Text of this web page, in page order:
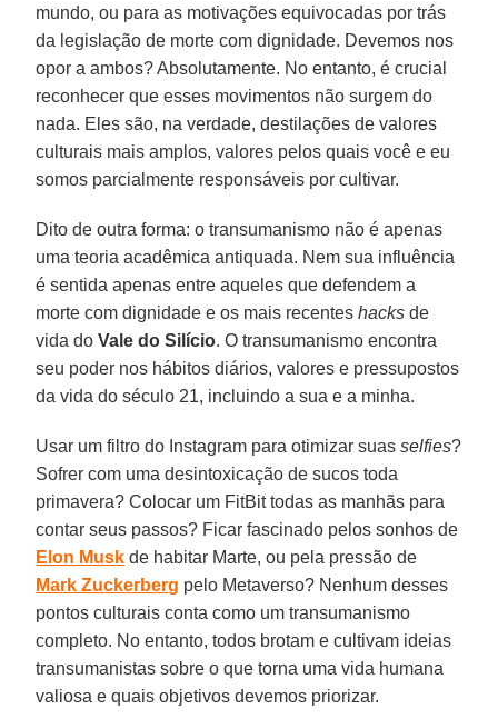
mundo, ou para as motivações equivocadas por trás
da legislação de morte com dignidade. Devemos nos
opor a ambos? Absolutamente. No entanto, é crucial
reconhecer que esses movimentos não surgem do
nada. Eles são, na verdade, destilações de valores
culturais mais amplos, valores pelos quais você e eu
somos parcialmente responsáveis por cultivar.
Dito de outra forma: o transumanismo não é apenas
uma teoria acadêmica antiquada. Nem sua influência
é sentida apenas entre aqueles que defendem a
morte com dignidade e os mais recenteshacks de
vida doVale do Silício. O transumanismo encontra
seu poder nos hábitos diários, valores e pressupostos
da vida do século 21, incluindo a sua e a minha.
Usar um filtro do Instagram para otimizar suasselfies?
Sofrer com uma desintoxicação de sucos toda
primavera? Colocar um FitBit todas as manhãs para
contar seus passos? Ficar fascinado pelos sonhos de
Elon Musk de habitar Marte, ou pela pressão de
Mark Zuckerberg pelo Metaverso? Nenhum desses
pontos culturais conta como um transumanismo
completo. No entanto, todos brotam e cultivam ideias
transumanistas sobre o que torna uma vida humana
valiosa e quais objetivos devemos priorizar.